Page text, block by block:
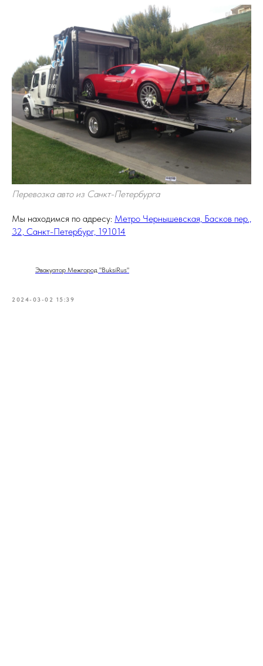
Перевозка авто из Санкт-Петербурга
Мы находимся по адресу: Метро Чернышевская, Басков пер.,
32, Санкт-Петербург, 191014
Эвакуатор Межгород "BuksiRus"
2024-03-02 15:39